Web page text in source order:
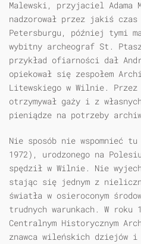
Malewski, przyjaciel
nadzorował przez jakiś
Petersburgu, później tymi
wybitny archeograf St.
przykład ofiarności dał
opiekował się zespołem
Litewskiego w Wilnie.
otrzymywał gaży i z
pieniądze na potrzeby
Nie sposób nie wspomnieć
1972), urodzonego na
spędził w Wilnie. Nie
stając się jednym z
światła w osieroconym
trudnych warunkach. W roku
Centralnym Historycznym
znawca wileńskich dziejów i